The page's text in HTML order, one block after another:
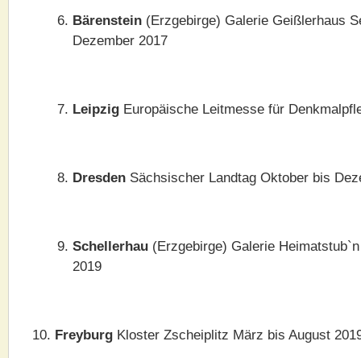
Bärenstein (Erzgebirge) Galerie Geißlerhaus
Dezember 2017
Leipzig Europäische Leitmesse für
Dresden Sächsischer Landtag Oktober bis
Schellerhau (Erzgebirge) Galerie
2019
10. Freyburg Kloster Zscheiplitz März bis August